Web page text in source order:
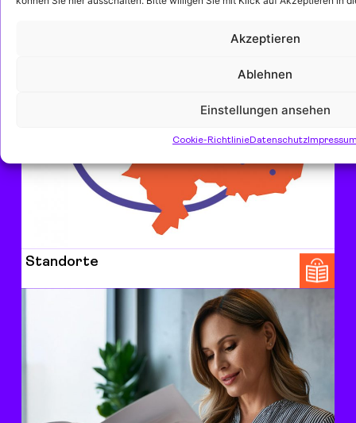
Akzeptieren
Ablehnen
Einstellungen ansehen
Cookie-RichtlinieDatenschutz
Standorte